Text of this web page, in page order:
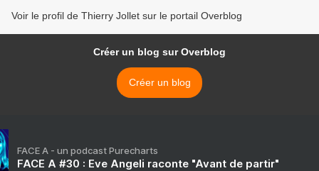
Voir le profil de Thierry Jollet sur le portail Overblog
Créer un blog sur Overblog
Créer un blog
FACE A - un podcast Purecharts
FACE A #30 : Eve Angeli raconte "Avant de partir"